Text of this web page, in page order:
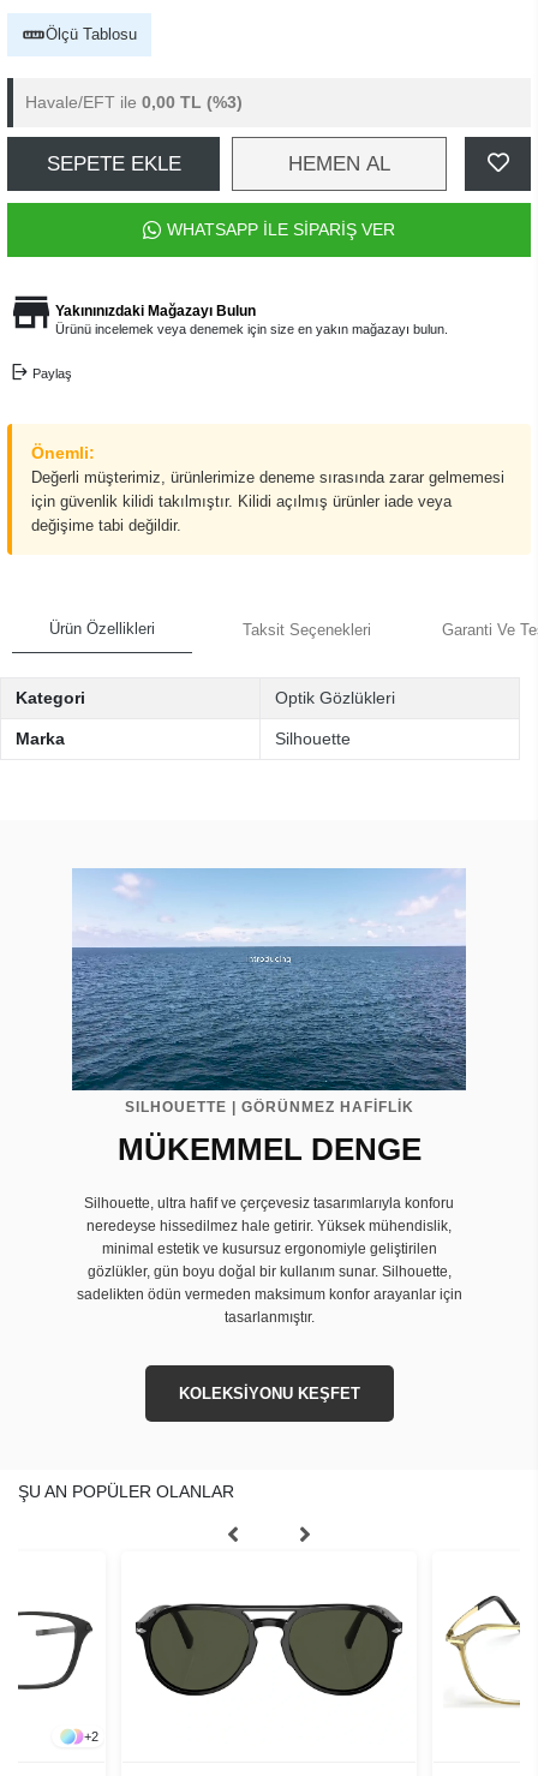
Ölçü Tablosu
Havale/EFT ile 0,00 TL (%3)
SEPETE EKLE HEMEN AL
WHATSAPP İLE SİPARİŞ VER
Yakınınızdaki Mağazayı Bulun
Ürünü incelemek veya denemek için size en yakın mağazayı bulun.
Paylaş
Önemli:
Değerli müşterimiz, ürünlerimize deneme sırasında zarar gelmemesi
için güvenlik kilidi takılmıştır. Kilidi açılmış ürünler iade veya
değişime tabi değildir.
Ürün Özellikleri Taksit Seçenekleri Garanti Ve
Kategori Optik Gözlükleri
Marka Silhouette
SILHOUETTE | GÖRÜNMEZ HAFİFLİK
MÜKEMMEL DENGE
Silhouette, ultra hafif ve çerçevesiz tasarımlarıyla konforu
neredeyse hissedilmez hale getirir. Yüksek mühendislik,
minimal estetik ve kusursuz ergonomiyle geliştirilen
gözlükler, gün boyu doğal bir kullanım sunar. Silhouette,
sadelikten ödün vermeden maksimum konfor arayanlar için
tasarlanmıştır.
KOLEKSİYONU KEŞFET
ŞU AN POPÜLER OLANLAR
+2